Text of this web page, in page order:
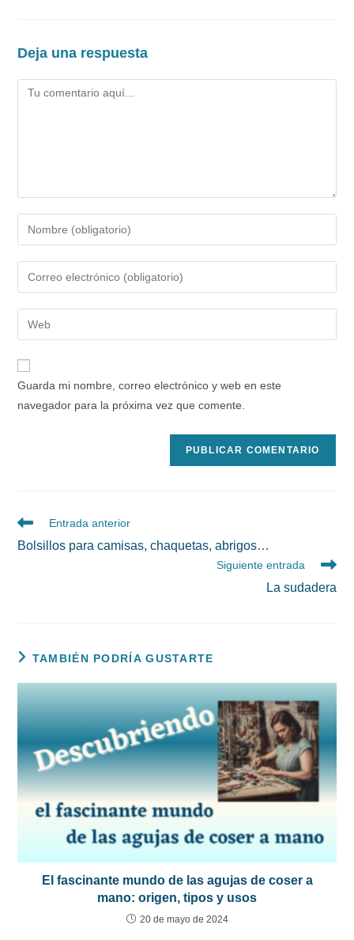
Deja una respuesta
Comentario
Introduce
tu
nombre
de
usuario
para
comentar
Introduce
tu
dirección
de
electrónico
para
comentar
Introduce
la
URL
Guarda mi nombre, correo electrónico y web en este
navegador para la próxima vez que comente.
Leer
artículos
Entrada anterior
Bolsillos para camisas, chaquetas, abrigos…
Siguiente entrada
La sudadera
TAMBIÉN PODRÍA GUSTARTE
El fascinante mundo de las agujas de coser a
mano: origen, tipos y usos
20 de mayo de 2024